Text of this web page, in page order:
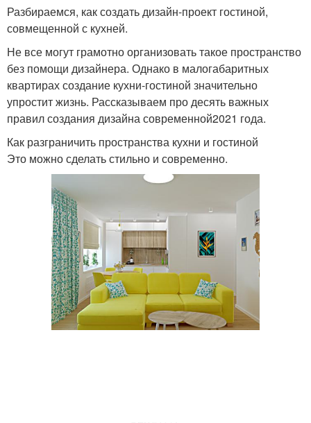
Разбираемся, как создать дизайн-проект гостиной,
совмещенной с кухней.
Не все могут грамотно организовать такое пространство
без помощи дизайнера. Однако в малогабаритных
квартирах создание кухни-гостиной значительно
упростит жизнь. Рассказываем про десять важных
правил создания дизайна современной2021 года.
Как разграничить пространства кухни и гостиной
Это можно сделать стильно и современно.